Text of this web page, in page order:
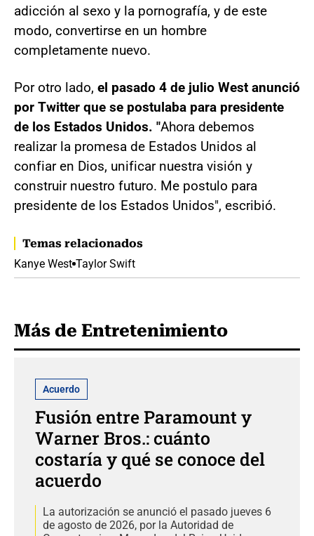
adicción al sexo y la pornografía, y de este
modo, convertirse en un hombre
completamente nuevo.
Por otro lado, el pasado 4 de julio West anunció
por Twitter que se postulaba para presidente
de los Estados Unidos. "Ahora debemos
realizar la promesa de Estados Unidos al
confiar en Dios, unificar nuestra visión y
construir nuestro futuro. Me postulo para
presidente de los Estados Unidos", escribió.
Temas relacionados
Kanye West Taylor Swift
Más de Entretenimiento
Acuerdo
Fusión entre Paramount y
Warner Bros.: cuánto
costaría y qué se conoce del
acuerdo
La autorización se anunció el pasado jueves 6
de agosto de 2026, por la Autoridad de